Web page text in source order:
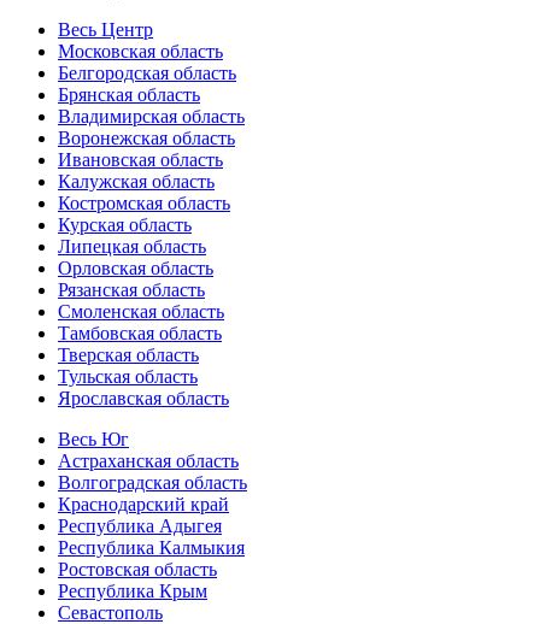
Весь Центр
Московская область
Белгородская область
Брянская область
Владимирская область
Воронежская область
Ивановская область
Калужская область
Костромская область
Курская область
Липецкая область
Орловская область
Рязанская область
Смоленская область
Тамбовская область
Тверская область
Тульская область
Ярославская область
Весь Юг
Астраханская область
Волгоградская область
Краснодарский край
Республика Адыгея
Республика Калмыкия
Ростовская область
Республика Крым
Севастополь